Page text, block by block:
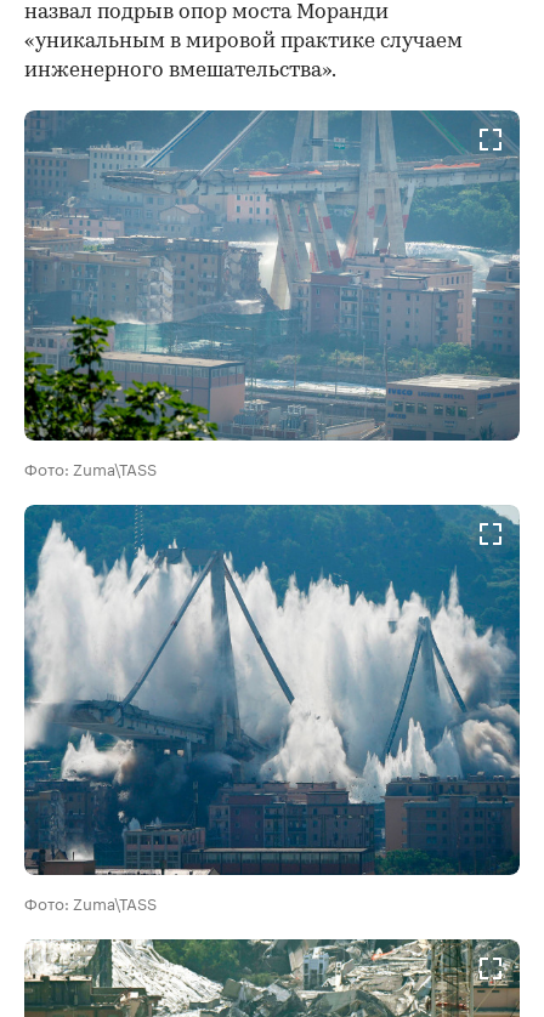
назвал подрыв опор моста Моранди
«уникальным в мировой практике случаем
инженерного вмешательства».
Фото: Zuma\TASS
Фото: Zuma\TASS